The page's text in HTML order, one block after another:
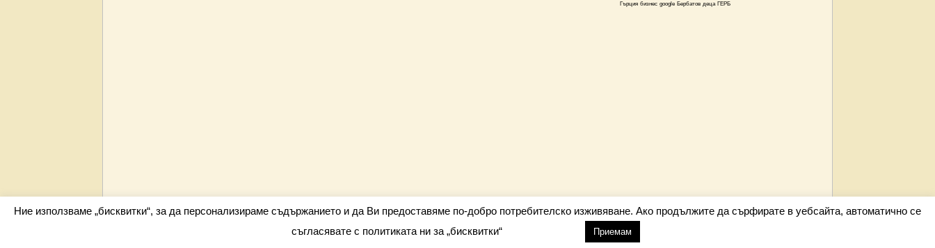
Гърция бизнес google Бербатов деца ГЕРБ
Всички права запазени barometar.net © 2026 info@barometar.net
Ние използваме „бисквитки“, за да персонализираме съдържанието и да Ви предоставяме по-добро потребителско изживяване. Ако продължите да сърфирате в уебсайта, автоматично се
съгласявате с политиката ни за „бисквитки“
Приемам